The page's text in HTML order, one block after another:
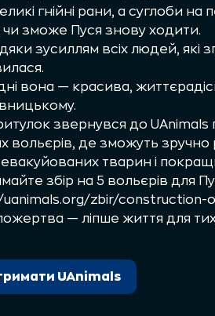
гнійні рани, а суглоби на
чи зможе Пуся знову ходити.
зусиллям всіх людей,
вона — красива,
звернувся до
вольєрів, де зможуть зручно
тварин і
збір на 5 вольєрів для
uanimals.org/zbir/construction-
— ліпше життя для
UAnimals